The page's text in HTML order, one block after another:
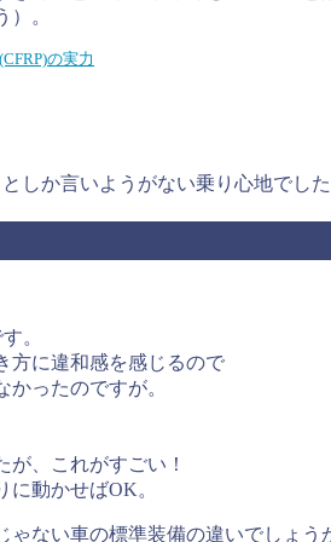
。
の実力
しか言いようがない乗り心地でした
。
方に違和感を感じるので
ったのですが。
、これがすごい！
動かせばOK。
ない車の標準装備の違いでしょう